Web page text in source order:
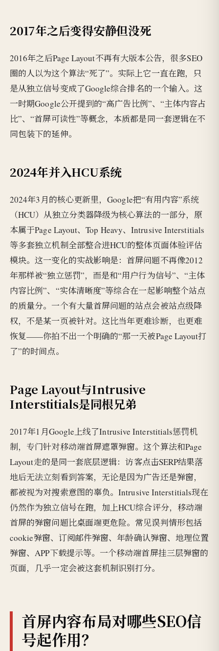
2017年之后变得安静但没死
2016年之后Page Layout不再有大版本公告，很多SEO
圈的人以为这个算法“死了”。实际上它一直在跑，只
是从独立信号变成了Google综合排名的一个输入。这
一时期Google公开提到的“高广告比例”、“主体内容占
比”、“首屏可读性”等概念，本质都是同一套逻辑在不
同包装下的延伸。
2024年并入HCU系统
2024年3月的核心更新里，Google把“有用内容”系统
（HCU）从独立分类器降级为核心算法的一部分，原
本属于Page Layout、Top Heavy、Intrusive Interstitials
等多套独立机制全部整合进HCU的整体页面体验评估
模块。这一变化的实战影响是：首屏问题不再像2012
年那样被“独立惩罚”，而是和“用户行为信号”、“主体
内容比例”、“实体清晰度”等综合在一起影响整个站点
的质量分。一个有大量首屏问题的站点会被站点级降
权，不是某一页被针对。这比当年更难诊断，也更难
恢复——你拍不出一个明确的“那一天被Page Layout打
了”的时间点。
Page Layout与Intrusive
Interstitials是同根兄弟
2017年1月Google上线了Intrusive Interstitials惩罚机
制，专门针对移动端首屏遮罩弹窗。这个算法和Page
Layout走的是同一套底层逻辑：访客点击SERP结果落
地后无法立刻看到答案，无论是因为广告还是弹窗，
都被视为对搜索意图的辜负。Intrusive Interstitials现在
仍然作为独立信号在跑，加上HCU综合评分，移动端
首屏的弹窗问题比桌面端更危险。常见误判情形包括
cookie弹窗、订阅邮件弹窗、年龄确认弹窗、地理位置
弹窗、APP下载提示等。一个移动端首屏挂三层弹窗的
页面，几乎一定会被这套机制识别打分。
首屏内容布局对哪些SEO信
号起作用？